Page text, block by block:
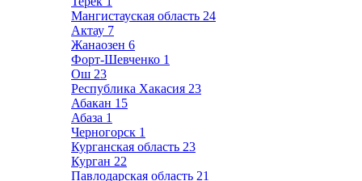
Мангистауская область 24
Актау 7
Жанаозен 6
Форт-Шевченко 1
Ош 23
Республика Хакасия 23
Абакан 15
Абаза 1
Черногорск 1
Курганская область 23
Курган 22
Павлодарская область 21